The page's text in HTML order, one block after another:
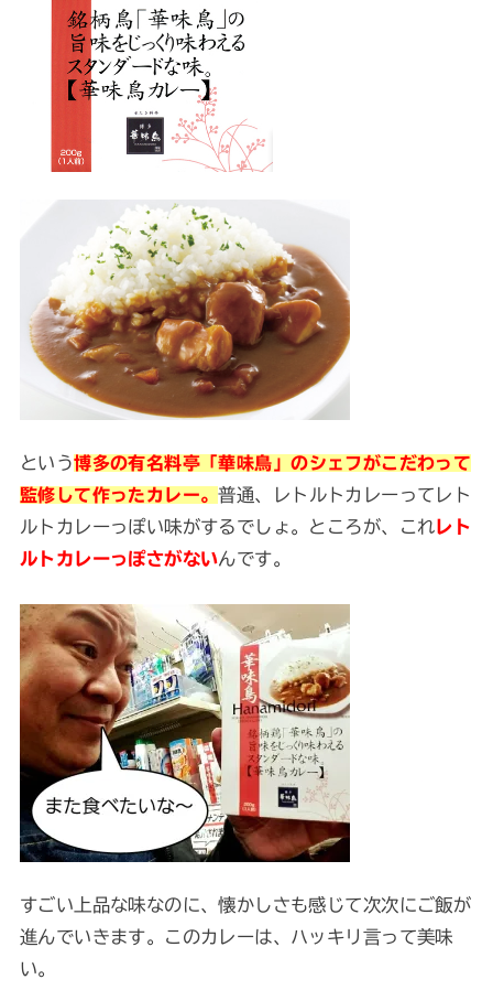
という博多の有名料亭「華味鳥」のシェフがこだわって
監修して作ったカレー。普通、レトルトカレーってレト
ルトカレーっぽい味がするでしょ。ところが、これ レト
ルトカレーっぽさがないんです。
すごい上品な味なのに、懐かしさも感じて次次にご飯が
進んでいきます。このカレーは、ハッキリ言って美味
い。